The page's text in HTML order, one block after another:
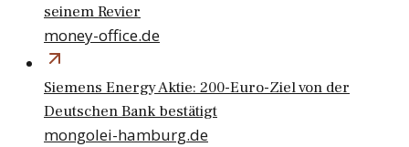
seinem Revier
money-office.de
Siemens Energy Aktie: 200-Euro-Ziel von der
Deutschen Bank bestätigt
mongolei-hamburg.de